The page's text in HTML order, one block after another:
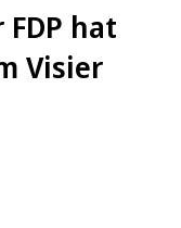
FDP hat
Visier